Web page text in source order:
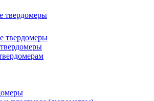
для рентгеновских аппаратов
для рентгеновских аппаратов
твердости)